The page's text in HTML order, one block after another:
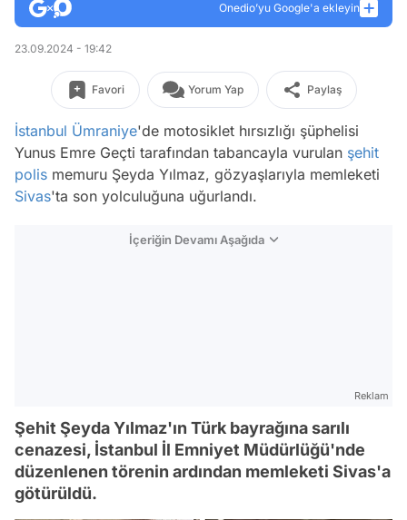
Onedio’yu Google'a ekleyin
23.09.2024 - 19:42
Favori Yorum Yap Paylaş
İstanbul Ümraniye'de motosiklet hırsızlığı şüphelisi
Yunus Emre Geçti tarafından tabancayla vurulan şehit
polis memuru Şeyda Yılmaz, gözyaşlarıyla memleketi
Sivas'ta son yolculuğuna uğurlandı.
İçeriğin Devamı Aşağıda
Reklam
Şehit Şeyda Yılmaz'ın Türk bayrağına sarılı
cenazesi, İstanbul İl Emniyet Müdürlüğü'nde
düzenlenen törenin ardından memleketi Sivas'a
götürüldü.